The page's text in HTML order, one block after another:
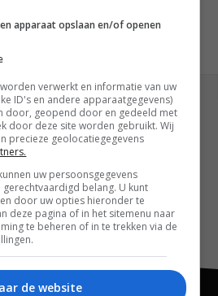
REACTIES (0)
apparaat opslaan en/of openen
verwerkt en informatie van uw
ID's en andere apparaatgegevens)
door, geopend door en gedeeld met
door deze site worden gebruikt. Wij
precieze geolocatiegegevens
uw persoonsgegevens
belang. U kunt
door uw opties hieronder te
deze pagina of in het sitemenu naar
te beheren of in te trekken via de
de website